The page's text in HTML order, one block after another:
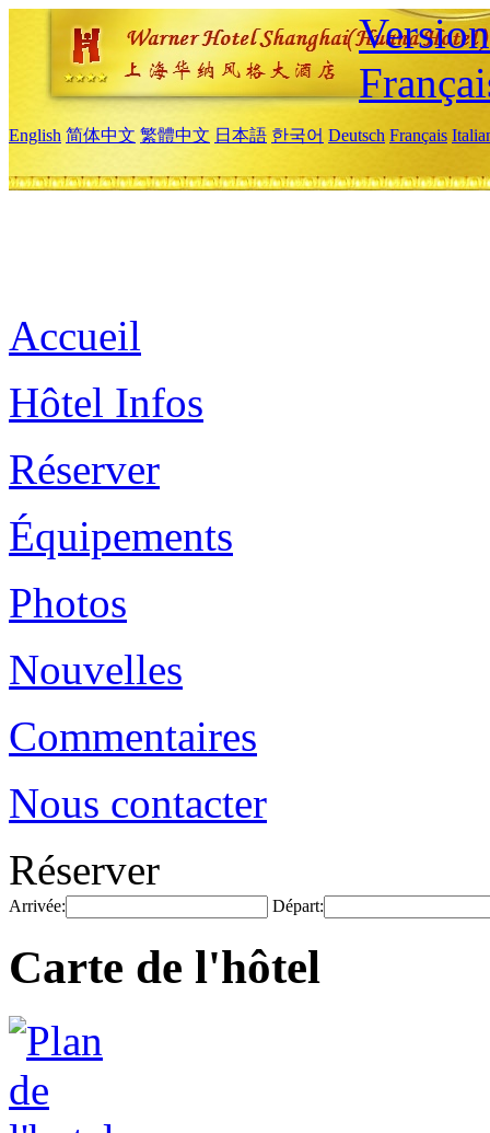
English 简体中文 繁體中文 日本語 한국어 Deutsch Français
Accueil
Hôtel Infos
Réserver
Équipements
Photos
Nouvelles
Commentaires
Nous contacter
Réserver
Arrivée: Départ:
Carte de l'hôtel